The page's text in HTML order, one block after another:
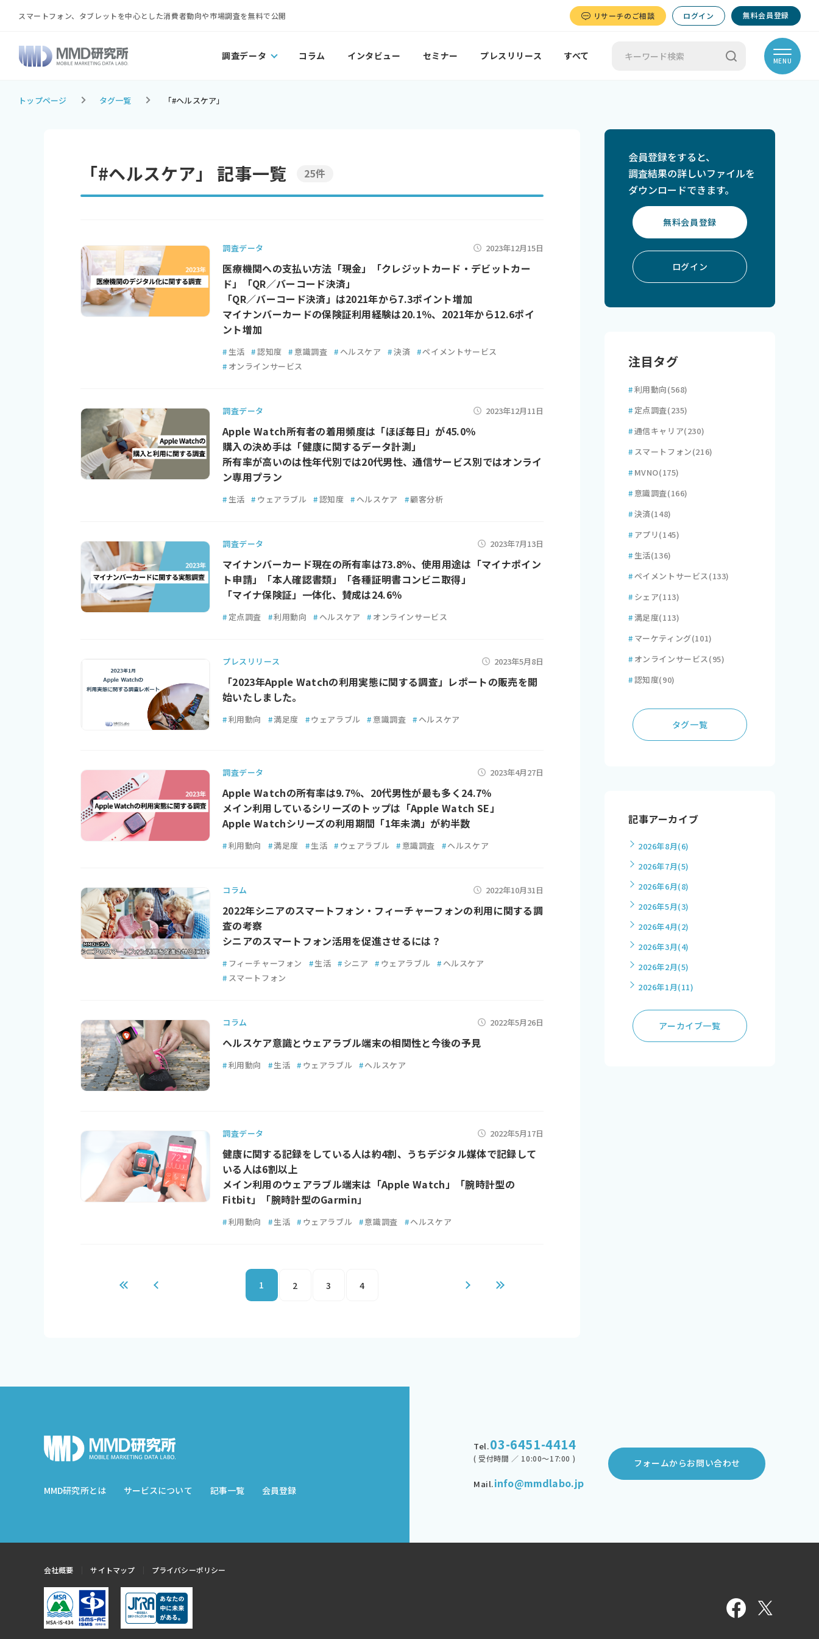
スマートフォン、タブレットを中心とした消費者動向や市場調査を無料で公開 リサーチのご相談 ログイン 無料会員登録
調査データ コラム インタビュー セミナー プレスリリース すべて MENU
トップページ タグ一覧 「#ヘルスケア」
「#ヘルスケア」 記事一覧 25件
調査データ 2023年12月15日
医療機関への支払い方法「現金」「クレジットカード・デビットカー
ド」「QR／バーコード決済」
「QR／バーコード決済」は2021年から7.3ポイント増加
マイナンバーカードの保険証利用経験は20.1％、2021年から12.6ポイ
ント増加
# 生活 #認知度 # 意識調査 # ヘルスケア #決済 #ペイメントサービス
# オンラインサービス
調査データ 2023年12月11日
Apple Watch所有者の着用頻度は「ほぼ毎日」が45.0％
購入の決め手は「健康に関するデータ計測」
所有率が高いのは性年代別では20代男性、通信サービス別ではオンライ
ン専用プラン
# 生活 # ウェアラブル #認知度 # ヘルスケア #顧客分析
調査データ 2023年7月13日
マイナンバーカード現在の所有率は73.8％、使用用途は「マイナポイン
ト申請」「本人確認書類」「各種証明書コンビニ取得」
「マイナ保険証」一体化、賛成は24.6％
# 定点調査 #利用動向 # ヘルスケア # オンラインサービス
プレスリリース 2023年5月8日
「2023年Apple Watchの利用実態に関する調査」レポートの販売を開
始いたしました。
#利用動向 #満足度 #ウェアラブル # 意識調査 # ヘルスケア
調査データ 2023年4月27日
Apple Watchの所有率は9.7％、20代男性が最も多く24.7％
メイン利用しているシリーズのトップは「Apple Watch SE」
Apple Watchシリーズの利用期間「1年未満」が約半数
#利用動向 #満足度 #生活 # ウェアラブル # 意識調査 #ヘルスケア
コラム 2022年10月31日
2022年シニアのスマートフォン・フィーチャーフォンの利用に関する調
査の考察
シニアのスマートフォン活用を促進させるには？
# フィーチャーフォン #生活 # シニア # ウェアラブル # ヘルスケア
# スマートフォン
コラム 2022年5月26日
ヘルスケア意識とウェアラブル端末の相関性と今後の予見
#利用動向 #生活 # ウェアラブル #ヘルスケア
調査データ 2022年5月17日
健康に関する記録をしている人は約4割、うちデジタル媒体で記録して
いる人は6割以上
メイン利用のウェアラブル端末は「Apple Watch」「腕時計型の
Fitbit」「腕時計型のGarmin」
#利用動向 #生活 # ウェアラブル #意識調査 #ヘルスケア
1 2 3 4
会員登録をすると、
調査結果の詳しいファイルを
ダウンロードできます。
無料会員登録
ログイン
注目タグ
#利用動向(568)
# 定点調査(235)
#通信キャリア(230)
# スマートフォン(216)
# MVNO(175)
# 意識調査(166)
#決済(148)
# アプリ(145)
# 生活(136)
#ペイメントサービス(133)
# シェア(113)
#満足度(113)
# マーケティング(101)
# オンラインサービス(95)
#認知度(90)
タグ一覧
記事アーカイブ
2026年8月(6)
2026年7月(5)
2026年6月(8)
2026年5月(3)
2026年4月(2)
2026年3月(4)
2026年2月(5)
2026年1月(11)
アーカイブ一覧
MMD研究所とは サービスについて 記事一覧 会員登録
Tel.03-6451-4414
( 受付時間 ／ 10:00～17:00 )
Mail.info@mmdlabo.jp
フォームからお問い合わせ
会社概要 サイトマップ プライバシーポリシー